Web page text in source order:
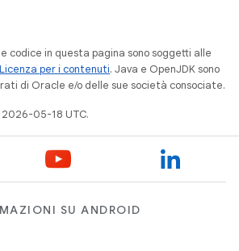
codice in questa pagina sono soggetti alle
Licenza per i contenuti. Java e OpenJDK sono
di Oracle e/o delle sue società consociate.
05-18 UTC.
SU ANDROID